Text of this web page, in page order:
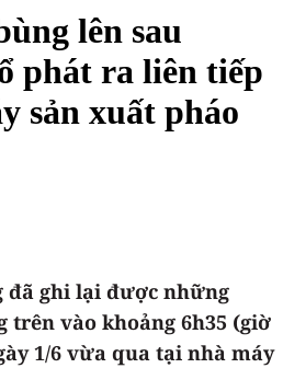
lên sau
phát ra liên tiếp
sản xuất pháo
đã ghi lại được những
vào khoảng 6h35 (giờ
1/6 vừa qua tại nhà máy